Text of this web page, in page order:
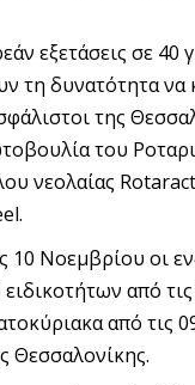
εξετάσεις σε 40
τη δυνατότητα να
της
του
νεολαίας
10 Νοεμβρίου οι
από
από τις
Θεσσαλονίκης.